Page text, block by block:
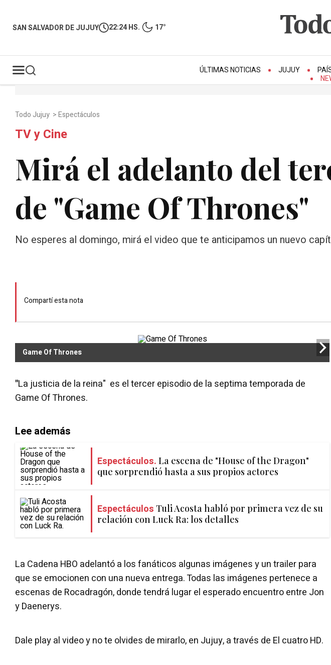
SAN SALVADOR DE JUJUY 22:24 HS. 17°
ÚLTIMAS NOTICIAS JUJUY
Todo Jujuy >Espectáculos
TV y Cine
Mirá el adelanto del
de "Game Of Thrones"
No esperes al domingo, mirá el video que te anticipamos un nuevo
Compartí esta nota
Game Of Thrones
"La justicia de la reina" es el tercer episodio de la septima temporada de
Game Of Thrones.
Lee además
Espectáculos. La escena de "House of the Dragon"
que sorprendió hasta a sus propios actores
Espectáculos Tuli Acosta habló por primera vez de su
relación con Luck Ra: los detalles
La Cadena HBO adelantó a los fanáticos algunas imágenes y un trailer para
que se emocionen con una nueva entrega. Todas las imágenes pertenece a
escenas de Rocadragón, donde tendrá lugar el esperado encuentro entre Jon
y Daenerys.
Dale play al video y no te olvides de mirarlo, en Jujuy, a través de El cuatro HD.